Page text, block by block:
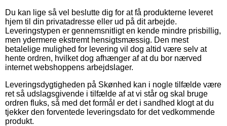
Du kan lige så vel beslutte dig for at få produkterne leveret
hjem til din privatadresse eller ud på dit arbejde.
Leveringstypen er gennemsnitligt en kende mindre prisbillig,
men ydermere ekstremt hensigtsmæssig. Den mest
betalelige mulighed for levering vil dog altid være selv at
hente ordren, hvilket dog afhænger af at du bor nærved
internet webshoppens arbejdslager.
Leveringsdygtigheden på Skønhed kan i nogle tilfælde være
ret så udslagsgivende i tilfælde af at vi står og skal bruge
ordren fluks, så med det formål er det i sandhed klogt at du
tjekker den forventede leveringsdato for det vedkommende
produkt.